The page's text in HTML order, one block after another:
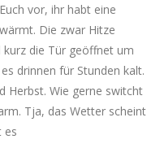
vor, ihr habt eine
Die zwar Hitze
kurz die Tür geöffnet um
drinnen für Stunden kalt.
Herbst. Wie gerne switcht
Tja, das Wetter scheint
es